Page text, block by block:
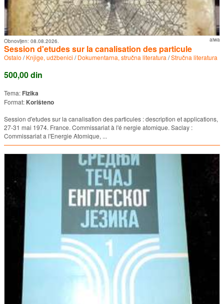
aiwa
Obnovljen: 08.08.2026.
Session d'etudes sur la canalisation des particule
Ostalo /Knjige, udžbenici /Dokumentarna, stručna literatura /Stručna literatura
500,00 din
Tema: Fizika
Format: Korišteno
Session d'etudes sur la canalisation des particules : description et applications,
27-31 mai 1974. France. Commissariat à l'é nergie atomique. Saclay :
Commissariat a l'Energie Atomique, ...